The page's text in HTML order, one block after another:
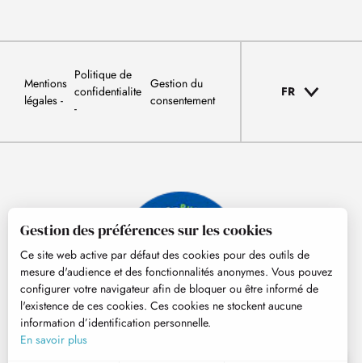
Mentions
légales
Politique de
confidentialite
Gestion du
consentement
FR
© Tourisme Hautes-Pyrénées
Gestion des préférences sur les cookies
Ce site web active par défaut des cookies pour des outils de
mesure d'audience et des fonctionnalités anonymes. Vous pouvez
configurer votre navigateur afin de bloquer ou être informé de
l'existence de ces cookies. Ces cookies ne stockent aucune
information d’identification personnelle.
En savoir plus